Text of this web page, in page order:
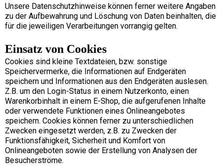
Unsere Datenschutzhinweise können ferner weitere Angaben
zu der Aufbewahrung und Löschung von Daten beinhalten, die
für die jeweiligen Verarbeitungen vorrangig gelten.
Einsatz von Cookies
Cookies sind kleine Textdateien, bzw. sonstige
Speichervermerke, die Informationen auf Endgeräten
speichern und Informationen aus den Endgeräten auslesen.
Z.B. um den Login-Status in einem Nutzerkonto, einen
Warenkorbinhalt in einem E-Shop, die aufgerufenen Inhalte
oder verwendete Funktionen eines Onlineangebotes
speichern. Cookies können ferner zu unterschiedlichen
Zwecken eingesetzt werden, z.B. zu Zwecken der
Funktionsfähigkeit, Sicherheit und Komfort von
Onlineangeboten sowie der Erstellung von Analysen der
Besucherströme.